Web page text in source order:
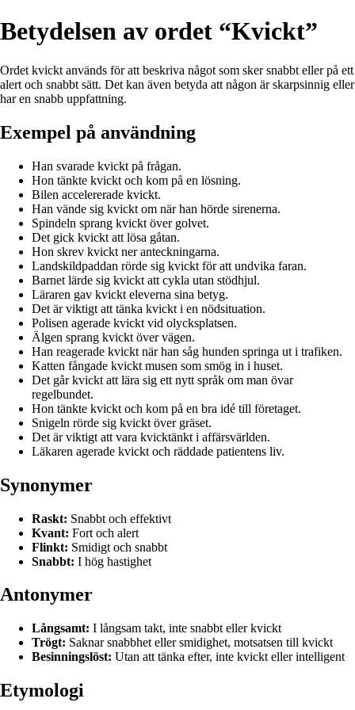
Betydelsen av ordet “Kvickt”
Ordet kvickt används för att beskriva något som sker snabbt eller på ett
alert och snabbt sätt. Det kan även betyda att någon är skarpsinnig eller
har en snabb uppfattning.
Exempel på användning
Han svarade kvickt på frågan.
Hon tänkte kvickt och kom på en lösning.
Bilen accelererade kvickt.
Han vände sig kvickt om när han hörde sirenerna.
Spindeln sprang kvickt över golvet.
Det gick kvickt att lösa gåtan.
Hon skrev kvickt ner anteckningarna.
Landskildpaddan rörde sig kvickt för att undvika faran.
Barnet lärde sig kvickt att cykla utan stödhjul.
Läraren gav kvickt eleverna sina betyg.
Det är viktigt att tänka kvickt i en nödsituation.
Polisen agerade kvickt vid olycksplatsen.
Älgen sprang kvickt över vägen.
Han reagerade kvickt när han såg hunden springa ut i trafiken.
Katten fångade kvickt musen som smög in i huset.
Det går kvickt att lära sig ett nytt språk om man övar
regelbundet.
Hon tänkte kvickt och kom på en bra idé till företaget.
Snigeln rörde sig kvickt över gräset.
Det är viktigt att vara kvicktänkt i affärsvärlden.
Läkaren agerade kvickt och räddade patientens liv.
Synonymer
Raskt: Snabbt och effektivt
Kvant: Fort och alert
Flinkt: Smidigt och snabbt
Snabbt: I hög hastighet
Antonymer
Långsamt: I långsam takt, inte snabbt eller kvickt
Trögt: Saknar snabbhet eller smidighet, motsatsen till kvickt
Besinningslöst: Utan att tänka efter, inte kvickt eller intelligent
Etymologi